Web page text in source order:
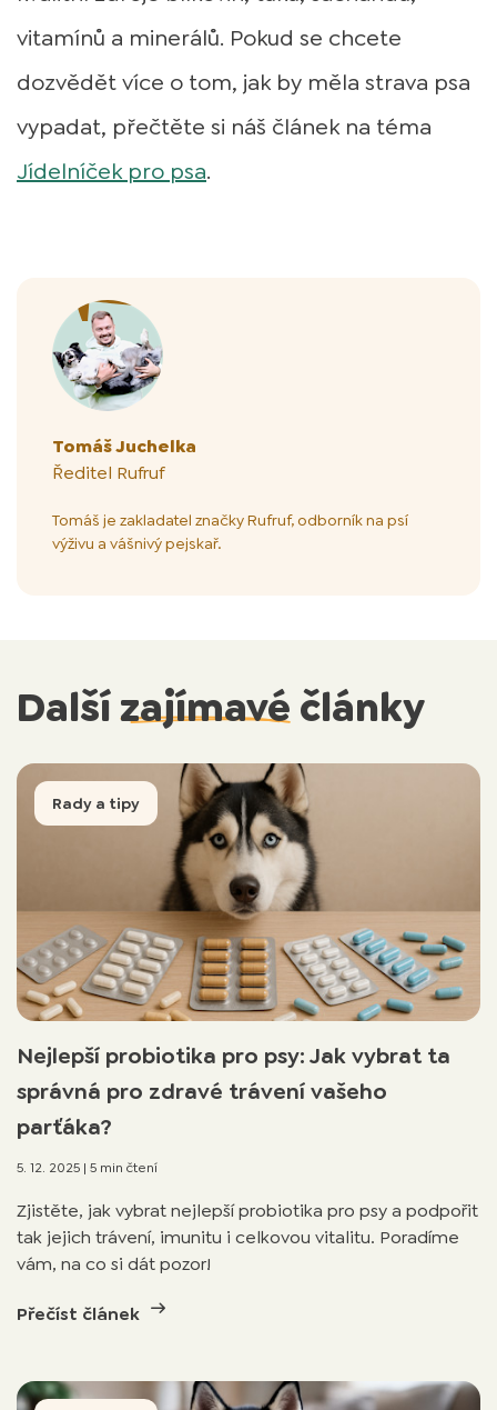
vitamínů a minerálů. Pokud se chcete
dozvědět více o tom, jak by měla strava psa
vypadat, přečtěte si náš článek na téma
Jídelníček pro psa.
Tomáš Juchelka
Ředitel Rufruf
Tomáš je zakladatel značky Rufruf, odborník na psí
výživu a vášnivý pejskař.
Dalšízajímavéčlánky
Rady a tipy
Nejlepší probiotika pro psy: Jak vybrat ta
správná pro zdravé trávení vašeho
parťáka?
5. 12. 2025 | 5 min čtení
Zjistěte, jak vybrat nejlepší probiotika pro psy a podpořit
tak jejich trávení, imunitu i celkovou vitalitu. Poradíme
vám, na co si dát pozor!
Přečíst článek